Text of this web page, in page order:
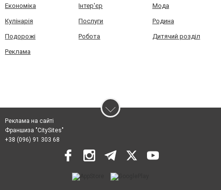
Економіка Інтер'єр Мода
Кулінарія Послуги Родина
Подорожі Робота Дитячий розділ
Реклама
Реклама на сайті
Франшиза "CitySites"
+38 (096) 91 303 68